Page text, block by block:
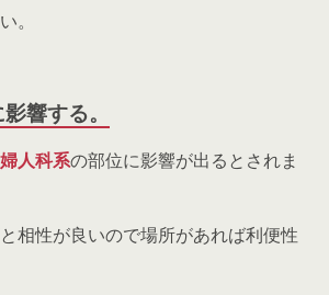
。
響する。
人科系の部位に影響が出るとされま
相性が良いので場所があれば利便性